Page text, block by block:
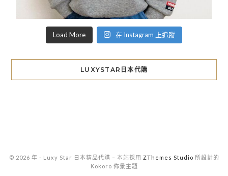
Load More 在 Instagram 上追蹤
LUXYSTAR日本代購
© 2026 年 - Luxy Star 日本精品代購 – 本站採用 ZThemes Studio 所設計的
Kokoro 佈景主題